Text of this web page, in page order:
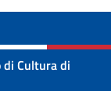
Cultura di